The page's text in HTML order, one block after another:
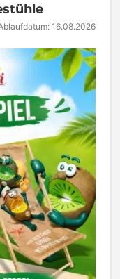
16.08.2026